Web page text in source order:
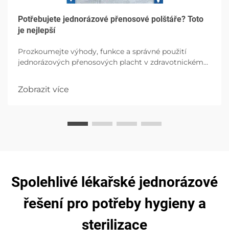
Potřebujete jednorázové přenosové polštáře? Toto
je nejlepší
Prozkoumejte výhody, funkce a správné použití
jednorázových přenosových placht v zdravotnickém
Zobrazit více
Spolehlivé lékařské jednorázové
řešení pro potřeby hygieny a
sterilizace